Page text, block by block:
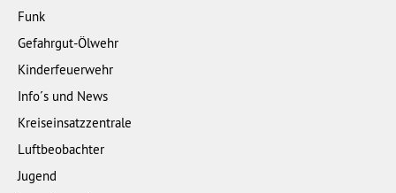
Funk
Gefahrgut-Ölwehr
Kinderfeuerwehr
Info´s und News
Kreiseinsatzzentrale
Luftbeobachter
Jugend